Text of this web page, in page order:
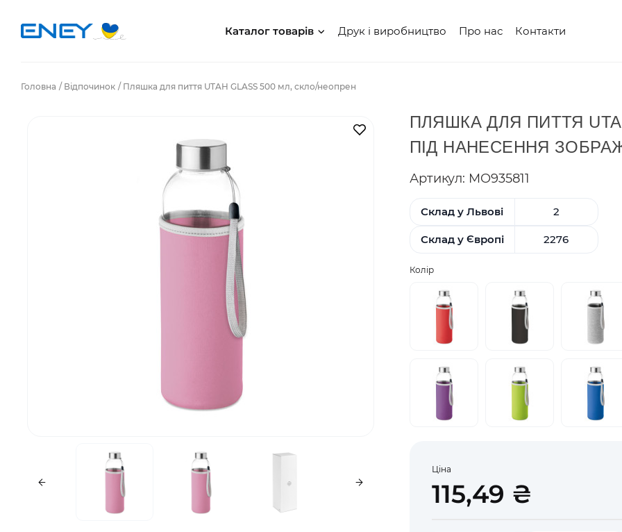
Каталог товарів Друк і виробництво Про нас Контакти
Головна Відпочинок Пляшка для пиття UTAH GLASS 500 мл, скло/неопрен
В закладкиПЛЯШКА ДЛЯ ПИТТЯ
ПІД НАНЕСЕННЯ
Артикул: MO935811
Склад у Львові 2
Склад у Європі 2276
Колір
Ціна
115,49 ₴